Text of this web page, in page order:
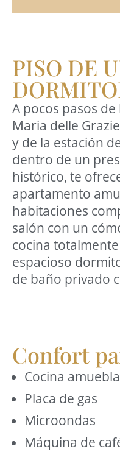
PISO DE
A pocos pasos de
Maria delle
y de la estación
dentro de un
histórico, te
apartamento
habitaciones
salón con un
cocina
espacioso
de baño privado
Confort
Cocina
Placa de gas
Microondas
Máquina de